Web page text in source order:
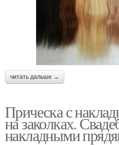
читать дальше →
Прическа с
на заколках.
накладными